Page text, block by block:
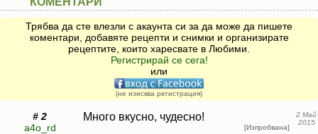
Трябва да сте влезли с акаунта си за да може да пишете
коментари, добавяте рецепти и снимки и организирате
рецептите, които харесвате в Любими.
Регистрирай се сега!
или
(не изисква регистрация)
# 2
a4o_rd
Много вкусно, чудесно!
[Изпробвана]
2 Май
2015